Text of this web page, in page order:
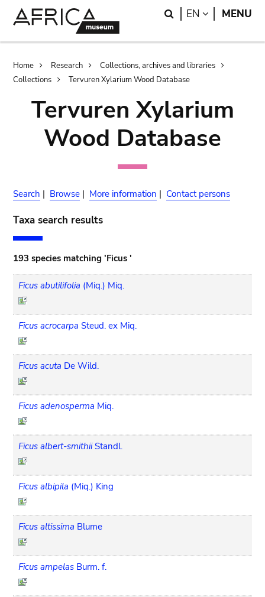
Search
EN LANGUAGE
MENU
Breadcrumb
Home Research
Collections, archives and libraries
Collections
Tervuren Xylarium Wood Database
Tervuren Xylarium
Wood Database
Search | Browse | More information | Contact persons
Taxa search results
193 species matching 'Ficus '
Ficus abutilifolia (Miq.) Miq.
Ficus acrocarpa Steud. ex Miq.
Ficus acuta De Wild.
Ficus adenosperma Miq.
Ficus albert-smithii Standl.
Ficus albipila (Miq.) King
Ficus altissima Blume
Ficus ampelas Burm. f.